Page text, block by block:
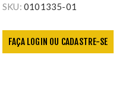
SKU: 0101335-01
FAÇA LOGIN OU CADASTRE-SE